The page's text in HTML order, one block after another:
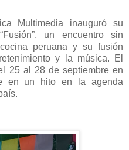
Multimedia inauguró su
un encuentro sin
peruana y su fusión
y la música. El
25 al 28 de septiembre en
en un hito en la agenda